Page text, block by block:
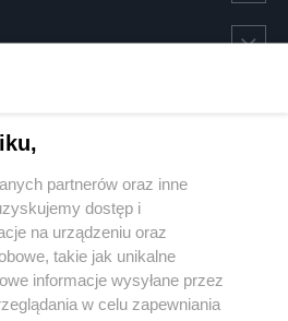
partnerów oraz inne
dostęp i
na urządzeniu oraz
takie jak unikalne
informacje wysyłane przez
w celu zapewniania